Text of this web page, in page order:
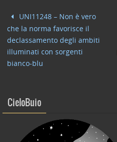
b
o
o
k
dI
n
UNI11248 – Non è vero
che la norma favorisce il
declassamento degli ambiti
illuminati con sorgenti
bianco-blu
CieloBuio